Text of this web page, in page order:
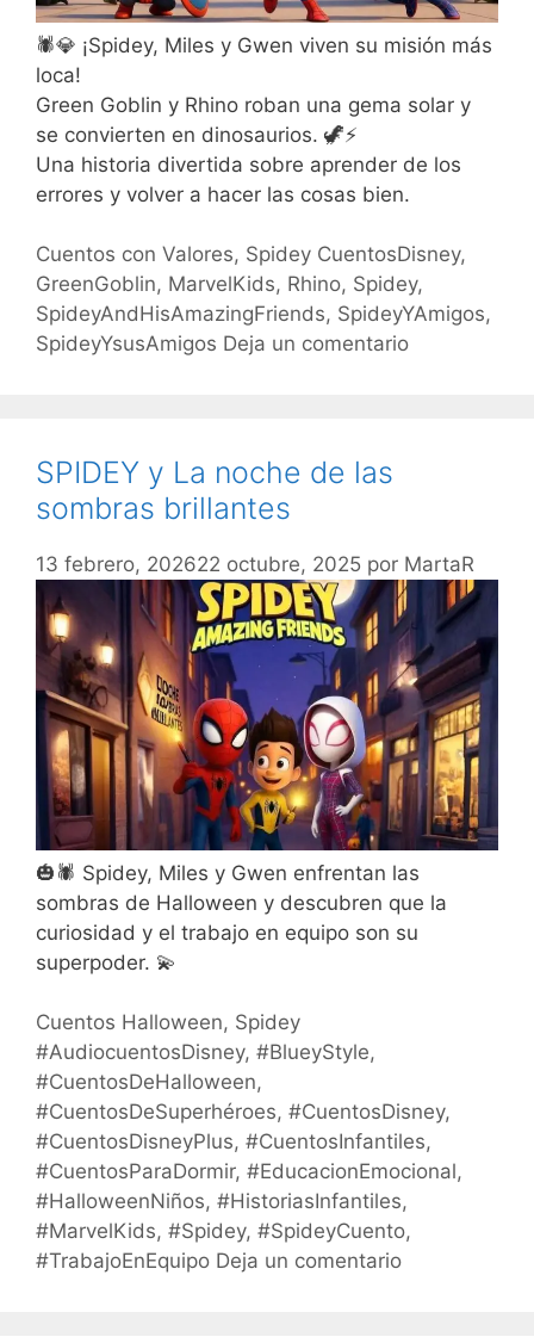
🕷️💎 ¡Spidey, Miles y Gwen viven su misión más
loca!
Green Goblin y Rhino roban una gema solar y
se convierten en dinosaurios. 🦖⚡
Una historia divertida sobre aprender de los
errores y volver a hacer las cosas bien.
Cuentos con Valores, Spidey CuentosDisney,
GreenGoblin, MarvelKids, Rhino, Spidey,
SpideyAndHisAmazingFriends, SpideyYAmigos,
SpideyYsusAmigos Deja un comentario
SPIDEY y La noche de las
sombras brillantes
13 febrero, 202622 octubre, 2025 por MartaR
🎃🕷️ Spidey, Miles y Gwen enfrentan las
sombras de Halloween y descubren que la
curiosidad y el trabajo en equipo son su
superpoder. 💫
Cuentos Halloween, Spidey
#AudiocuentosDisney, #BlueyStyle,
#CuentosDeHalloween,
#CuentosDeSuperhéroes, #CuentosDisney,
#CuentosDisneyPlus, #CuentosInfantiles,
#CuentosParaDormir, #EducacionEmocional,
#HalloweenNiños, #HistoriasInfantiles,
#MarvelKids, #Spidey, #SpideyCuento,
#TrabajoEnEquipo Deja un comentario